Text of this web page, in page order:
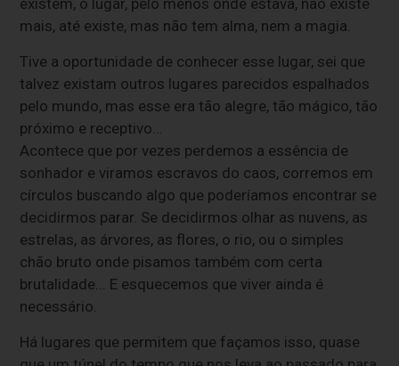
mais, até existe, mas não tem alma, nem a magia.
Tive a oportunidade de conhecer esse lugar, sei que
talvez existam outros lugares parecidos espalhados
pelo mundo, mas esse era tão alegre, tão mágico, tão
próximo e receptivo…
Acontece que por vezes perdemos a essência de
sonhador e viramos escravos do caos, corremos em
círculos buscando algo que poderíamos encontrar se
decidirmos parar. Se decidirmos olhar as nuvens, as
estrelas, as árvores, as flores, o rio, ou o simples
chão bruto onde pisamos também com certa
brutalidade... E esquecemos que viver ainda é
necessário.
Há lugares que permitem que façamos isso, quase